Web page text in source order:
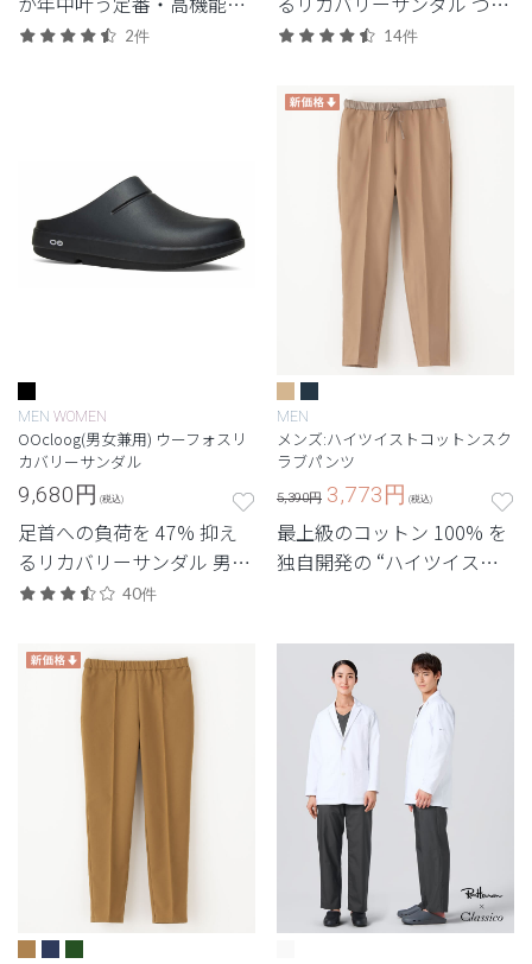
リーズ。
2件
先なしの男女兼用モデル
14件
MEN WOMEN
OOcloog(男女兼用) ウーフォスリ
カバリーサンダル
9,680円 (税込)
足首への負荷を 47% 抑え
るリカバリーサンダル 男女
兼用クロッグサンダルモデ
40件
MEN
メンズ:ハイツイストコットンスク
ラブパンツ
5,390円 3,773円 (税込)
最上級のコットン 100% を
独自開発の “ハイツイスト
が実現したメンズパンツ。